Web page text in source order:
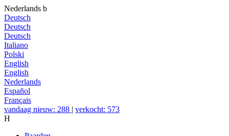
Nederlands b
Deutsch
Deutsch
Deutsch
Italiano
Polski
English
English
Nederlands
Español
Français
vandaag nieuw: 288 | verkocht: 573
H